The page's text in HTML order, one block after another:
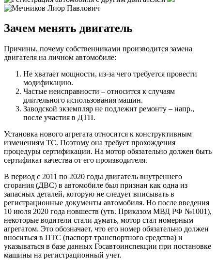
Зачем менять двигатель
Причины, почему собственниками производится замена
двигателя на личном автомобиле:
Не хватает мощности, из-за чего требуется провести
модификацию.
Частые неисправности – относится к случаям
длительного использования машин.
Заводской экземпляр не подлежит ремонту – напр.,
после участия в ДТП.
Установка нового агрегата относится к конструктивным
изменениям ТС. Поэтому она требует прохождения
процедуры сертификации. На мотор обязательно должен быть
сертификат качества от его производителя.
В период с 2011 по 2020 годы двигатель внутреннего
сгорания (ДВС) в автомобиле был признан как одна из
запасных деталей, которую не следует вписывать в
регистрационные документы автомобиля. Но после введения
10 июля 2020 года новшеств (утв. Приказом МВД РФ №1001),
некоторые водители стали думать, мотор стал номерным
агрегатом. Это обозначает, что его номер обязательно должен
вноситься в ПТС (паспорт транспортного средства) и
указываться в базе данных Госавтоинспекции при постановке
машины на регистрационный учет.